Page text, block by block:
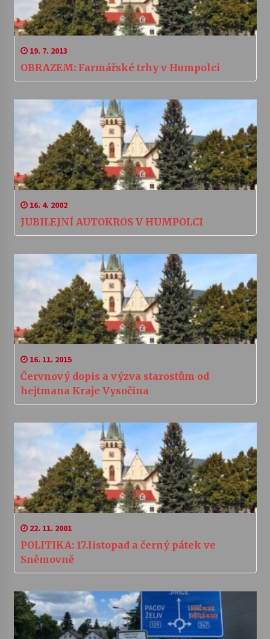
19. 7. 2013
OBRAZEM: Farmářské trhy v Humpolci
16. 4. 2002
JUBILEJNÍ AUTOKROS V HUMPOLCI
16. 11. 2015
Červnový dopis a výzva starostům od
hejtmana Kraje Vysočina
22. 11. 2001
POLITIKA: 17.listopad a černý pátek ve
Sněmovně